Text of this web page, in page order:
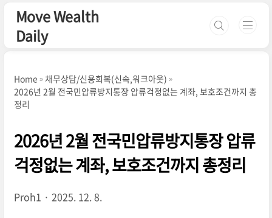
Move Wealth
Daily
Home
채무상담/신용회복(신속,워크아웃)
2026년 2월 전국민압류방지통장 압류걱정없는 계좌, 보호조건까지 총
정리
2026년 2월 전국민압류방지통장 압류
걱정없는 계좌, 보호조건까지 총정리
Proh1 2025. 12. 8.